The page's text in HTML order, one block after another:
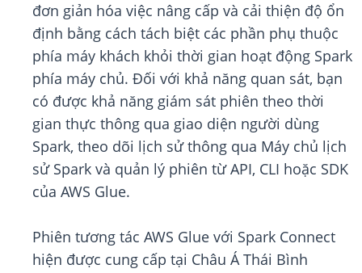
đơn giản hóa việc nâng cấp và cải thiện độ ổn
định bằng cách tách biệt các phần phụ thuộc
phía máy khách khỏi thời gian hoạt động Spark
phía máy chủ. Đối với khả năng quan sát, bạn
có được khả năng giám sát phiên theo thời
gian thực thông qua giao diện người dùng
Spark, theo dõi lịch sử thông qua Máy chủ lịch
sử Spark và quản lý phiên từ API, CLI hoặc SDK
của AWS Glue.
Phiên tương tác AWS Glue với Spark Connect
hiện được cung cấp tại Châu Á Thái Bình